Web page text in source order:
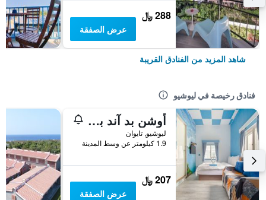
288 ﷼
عرض الصفقة
شاهد المزيد من الفنادق القريبة
فنادق رخيصة في ليوشيو
أوشن بد آند بريكفاست
ليوشيو, تايوان
1.9 كيلومتر عن وسط المدينة
207 ﷼
عرض الصفقة